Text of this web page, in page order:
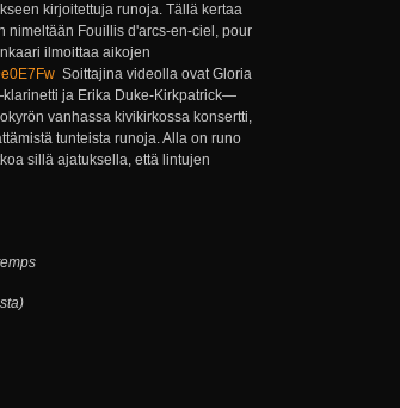
kirjoitettuja runoja. Tällä kertaa
nimeltään Fouillis d'arcs-en-ciel, pour
ilmoittaa aikojen
Soittajina videolla ovat Gloria
ja Erika Duke-Kirkpatrick—
vanhassa kivikirkossa konsertti,
tunteista runoja. Alla on runo
sillä ajatuksella, että lintujen